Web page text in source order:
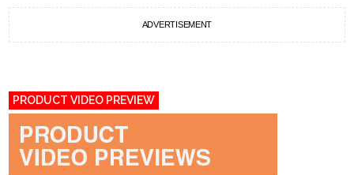
ADVERTISEMENT
PRODUCT VIDEO PREVIEW